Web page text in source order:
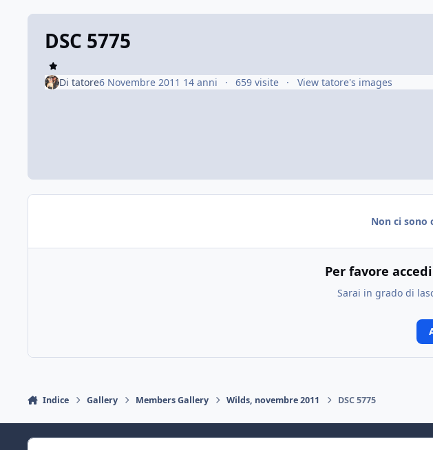
DSC 5775
Di tatore6 Novembre 2011 14 anni 659 visite View tatore's images
Non ci sono
Per favore
Sarai in grado di
Indice Gallery Members Gallery Wilds, novembre 2011 DSC 5775